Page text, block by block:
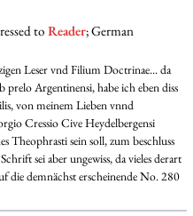
toReader; German
Leser vnd Filium Doctrinae... da
Argentinensi, habe ich eben diss
von meinem Lieben vnnd
Cressio Cive Heydelbergensi
Theophrasti sein soll, zum beschluss
sei aber ungewiss, da vieles derart
die demnächst erscheinende No. 280